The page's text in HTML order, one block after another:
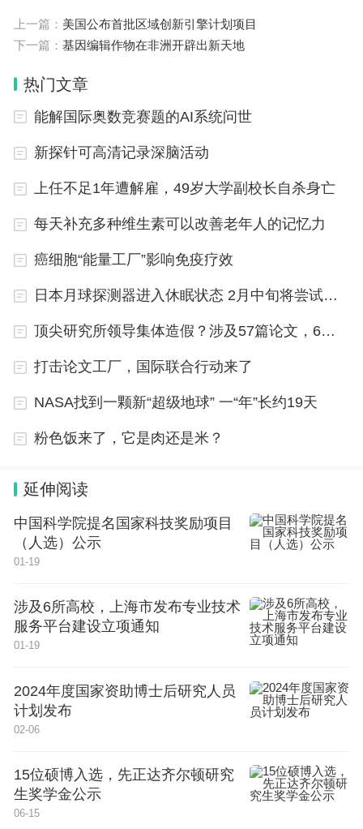
肥胖症和糖尿病。
段时间，这与化学药物非常不同。”Amo Vegas解释
说，“对于慢性疾病来说，这是一个巨大的优势。与
那些每天需要多次治疗的患者相比，你只需要治疗一
CAR-T细胞已被用于治疗多种血癌，并于2017年获
是最早表明CAR-T细胞的医学潜力比治疗癌症更大
的科学家之一。
让小鼠不仅活得更健康而且活得更长久。如果真的如
此，人们就离梦寐以求的青春不老又近了一步。
相关论文信息：https://doi.org/10.1038/s43587-023-
上一篇： 美国公布首批区域创新引擎计划项目
下一篇： 基因编辑作物在非洲开辟出新天地
热门文章
能解国际奥数竞赛题的AI系统问世
新探针可高清记录深脑活动
上任不足1年遭解雇，49岁大学副校长自杀身亡
每天补充多种维生素可以改善老年人的记忆力
癌细胞“能量工厂”影响免疫疗效
日本月球探测器进入休眠状态 2月中旬将尝试重启
顶尖研究所领导集体造假？涉及57篇论文，6篇正撤回
打击论文工厂，国际联合行动来了
NASA找到一颗新“超级地球” 一“年”长约19天
粉色饭来了，它是肉还是米？
延伸阅读
中国科学院提名国家科技奖励项目
（人选）公示
01-19
涉及6所高校，上海市发布专业技术
服务平台建设立项通知
01-19
2024年度国家资助博士后研究人员
计划发布
02-06
15位硕博入选，先正达齐尔顿研究
生奖学金公示
06-15